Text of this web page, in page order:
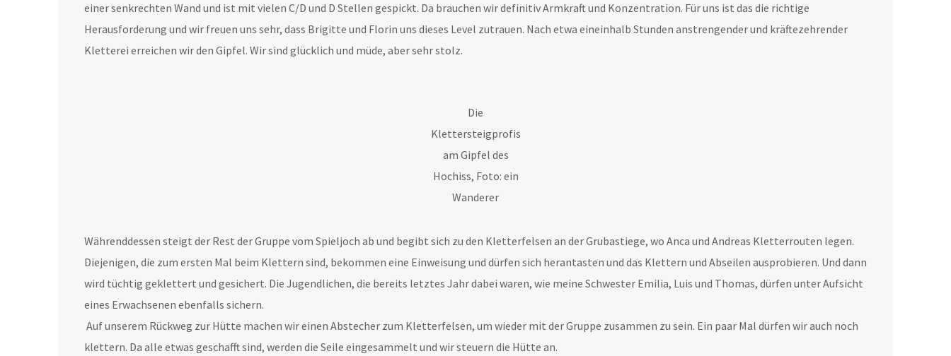
einer senkrechten Wand und ist mit vielen C/D und D Stellen gespickt. Da brauchen wir definitiv Armkraft und Konzentration. Für uns ist das die richtige
Herausforderung und wir freuen uns sehr, dass Brigitte und Florin uns dieses Level zutrauen. Nach etwa eineinhalb Stunden anstrengender und kräftezehrender
Kletterei erreichen wir den Gipfel. Wir sind glücklich und müde, aber sehr stolz.
Die
Klettersteigprofis
am Gipfel des
Hochiss, Foto: ein
Wanderer
Währenddessen steigt der Rest der Gruppe vom Spieljoch ab und begibt sich zu den Kletterfelsen an der Grubastiege, wo Anca und Andreas Kletterrouten legen.
Diejenigen, die zum ersten Mal beim Klettern sind, bekommen eine Einweisung und dürfen sich herantasten und das Klettern und Abseilen ausprobieren. Und dann
wird tüchtig geklettert und gesichert. Die Jugendlichen, die bereits letztes Jahr dabei waren, wie meine Schwester Emilia, Luis und Thomas, dürfen unter Aufsicht
eines Erwachsenen ebenfalls sichern.
Auf unserem Rückweg zur Hütte machen wir einen Abstecher zum Kletterfelsen, um wieder mit der Gruppe zusammen zu sein. Ein paar Mal dürfen wir auch noch
klettern. Da alle etwas geschafft sind, werden die Seile eingesammelt und wir steuern die Hütte an.